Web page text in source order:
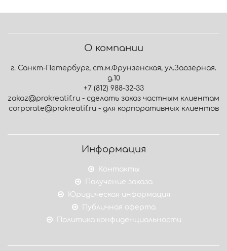
О компании
г. Санкт-Петербург, ст.м.Фрунзенская, ул.Заозёрная.
д.10
+7 (812) 988-32-33
zakaz@prokreatif.ru - сделать заказ частным клиентам
corporate@prokreatif.ru - для корпоративных клиентов
Информация
Контакты
Получение заказа
Юридическая информация
Публичная оферта
Политика конфиденциальности